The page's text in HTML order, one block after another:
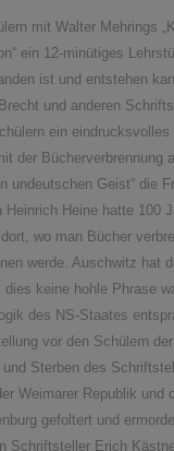
mit Walter Mehrings
ein 12-minütiges
ist und entstehen
und anderen
ein
der Bücherverbrennung
undeutschen Geist“ die
Heinrich Heine hatte 100
wo man Bücher
werde. Auschwitz hat
keine hohle Phrase
des NS-Staates
vor den Schülern
und Sterben des
Weimarer Republik und
gefoltert und
Schriftsteller Erich